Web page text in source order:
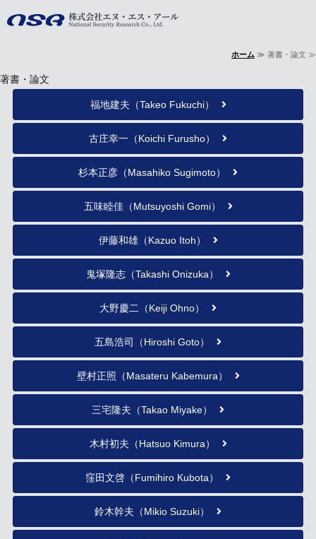
事業内容
会社概要
著書・論文
お問い合わせ
ホーム ≫ 著書・論文 ≫
著書・論文
福地建夫（Takeo Fukuchi）
古庄幸一（Koichi Furusho）
杉本正彦（Masahiko Sugimoto）
五味睦佳（Mutsuyoshi Gomi）
伊藤和雄（Kazuo Itoh）
鬼塚隆志（Takashi Onizuka）
大野慶二（Keiji Ohno）
五島浩司（Hiroshi Goto）
壁村正照（Masateru Kabemura）
三宅隆夫（Takao Miyake）
木村初夫（Hatsuo Kimura）
窪田文啓（Fumihiro Kubota）
鈴木幹夫（Mikio Suzuki）